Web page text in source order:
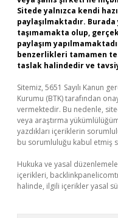
Sitede yalnızca kendi
paylaşılmaktadır.
taşımamakta olup,
paylaşım
benzerlikleri tamamen
taslak halindedir ve
Sitemiz, 5651 Sayılı Kanun
Kurumu (BTK) tarafından
vermektedir. Bu nedenle,
veya araştırma
yazdıkları içeriklerin
bu sorumluluğu kabul etmiş
Hukuka ve yasal
içerikleri,
halinde, ilgili içerikler yasal